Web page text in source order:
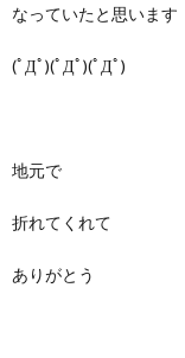
なっていたと思います
(ﾟДﾟ)(ﾟДﾟ)(ﾟДﾟ)
地元で
折れてくれて
ありがとう